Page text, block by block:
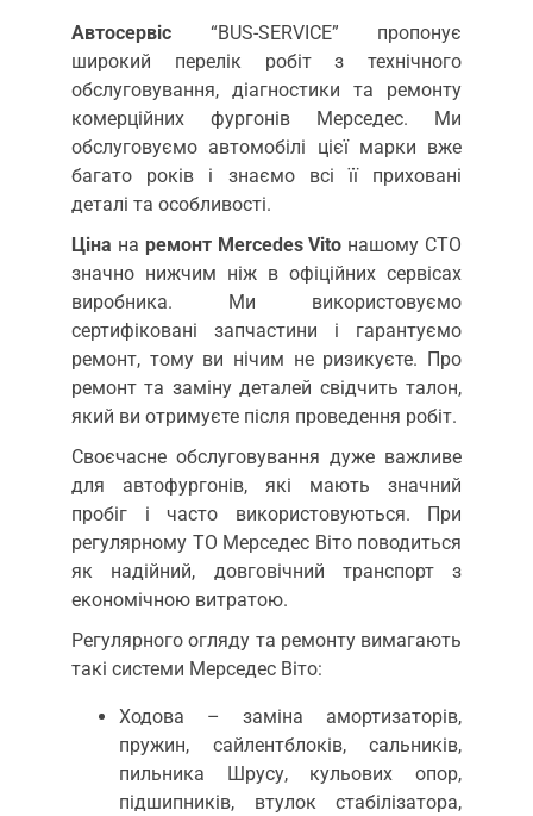
Автосервіс “BUS-SERVICE” пропонує
широкий перелік робіт з технічного
обслуговування, діагностики та ремонту
комерційних фургонів Мерседес. Ми
обслуговуємо автомобілі цієї марки вже
багато років і знаємо всі її приховані
деталі та особливості.
Ціна на ремонт Mercedes Vito нашому СТО
значно нижчим ніж в офіційних сервісах
виробника. Ми використовуємо
сертифіковані запчастини і гарантуємо
ремонт, тому ви нічим не ризикуєте. Про
ремонт та заміну деталей свідчить талон,
який ви отримуєте після проведення робіт.
Своєчасне обслуговування дуже важливе
для автофургонів, які мають значний
пробіг і часто використовуються. При
регулярному ТО Мерседес Віто поводиться
як надійний, довговічний транспорт з
економічною витратою.
Регулярного огляду та ремонту вимагають
такі системи Мерседес Віто:
Ходова – заміна амортизаторів,
пружин, сайлентблоків, сальників,
пильника Шрусу, кульових опор,
підшипників, втулок стабілізатора,